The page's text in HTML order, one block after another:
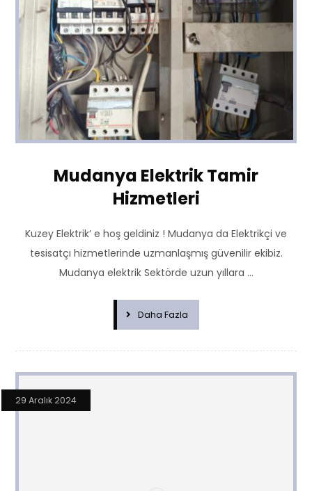
Mudanya Elektrik Tamir
Hizmetleri
Kuzey Elektrik’ e hoş geldiniz ! Mudanya da Elektrikçi ve
tesisatçı hizmetlerinde uzmanlaşmış güvenilir ekibiz.
Mudanya elektrik Sektörde uzun yıllara ...
Daha Fazla
29 Aralık 2024